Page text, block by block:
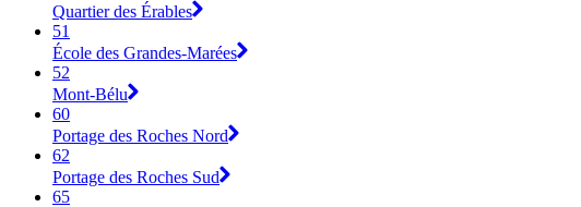
Quartier des Érables
51
École des Grandes-Marées
52
Mont-Bélu
60
Portage des Roches Nord
62
Portage des Roches Sud
65